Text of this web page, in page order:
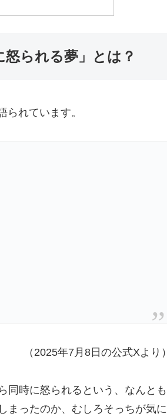
られる夢」とは？
れています。
（2025年7月8日の公式Xより）
同時に怒られるという、なんとも
まったのか、むしろそっちが気に